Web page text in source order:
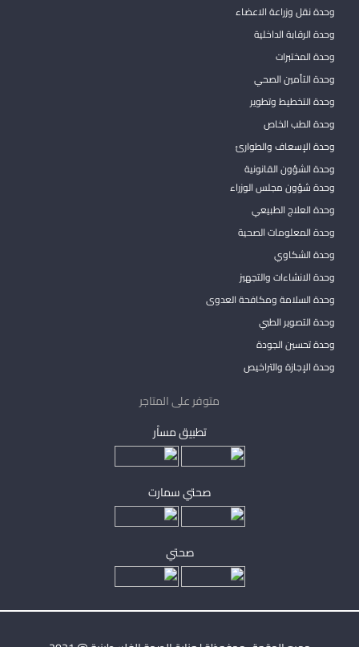
وحدة نقل وزراعة الاعضاء
وحدة الرقابة الداخلية
وحدة المختبرات
وحدة التأمين الصحي
وحدة التخطيط وتطوير
وحدة الطب الخاص
وحدة الإسعاف والطوارئ
وحدة الشؤون القانونية
وحدة شؤون مجلس الوزراء
وحدة العلاج الطبيعي
وحدة المعلومات الصحية
وحدة الشكاوي
وحدة الانشاءات والتجهيز
وحدة السلامة ومكافحة العدوى
وحدة التصوير الطبي
وحدة تحسين الجودة
وحدة الإجازة والتراخيص
متوفر على المتاجر
تطبيق مساْر
صحتي سمارت
صحتي